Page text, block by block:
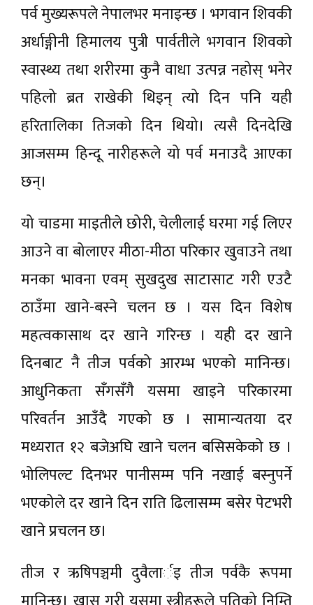
पर्व मुख्यरूपले नेपालभर मनाइन्छ । भगवान शिवकी
अर्धाङ्गीनी हिमालय पुत्री पार्वतीले भगवान शिवको
स्वास्थ्य तथा शरीरमा कुनै वाधा उत्पन्न नहोस् भनेर
पहिलो ब्रत राखेकी थिइन् त्यो दिन पनि यही
हरितालिका तिजको दिन थियो। त्यसै दिनदेखि
आजसम्म हिन्दू नारीहरूले यो पर्व मनाउदै आएका
छन्।
यो चाडमा माइतीले छोरी, चेलीलाई घरमा गई लिएर
आउने वा बोलाएर मीठा-मीठा परिकार खुवाउने तथा
मनका भावना एवम् सुखदुख साटासाट गरी एउटै
ठाउँमा खाने-बस्ने चलन छ । यस दिन विशेष
महत्वकासाथ दर खाने गरिन्छ । यही दर खाने
दिनबाट नै तीज पर्वको आरम्भ भएको मानिन्छ।
आधुनिकता सँगसँगै यसमा खाइने परिकारमा
परिवर्तन आउँदै गएको छ । सामान्यतया दर
मध्यरात १२ बजेअघि खाने चलन बसिसकेको छ ।
भोलिपल्ट दिनभर पानीसम्म पनि नखाई बस्नुपर्ने
भएकोले दर खाने दिन राति ढिलासम्म बसेर पेटभरी
खाने प्रचलन छ।
तीज र ऋषिपञ्चमी दुवैलार्इ तीज पर्वकै रूपमा